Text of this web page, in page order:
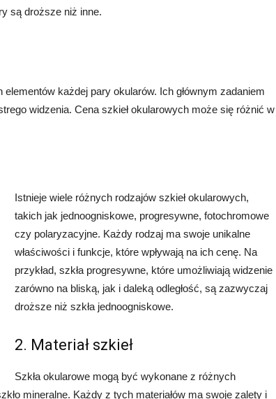
są droższe niż inne.
każdej pary okularów. Ich głównym zadaniem
widzenia. Cena szkieł okularowych może się różnić w
Istnieje wiele różnych rodzajów szkieł okularowych,
takich jak jednoogniskowe, progresywne, fotochromowe
czy polaryzacyjne. Każdy rodzaj ma swoje unikalne
właściwości i funkcje, które wpływają na ich cenę. Na
przykład, szkła progresywne, które umożliwiają widzenie
zarówno na bliską, jak i daleką odległość, są zazwyczaj
droższe niż szkła jednoogniskowe.
2. Materiał szkieł
Szkła okularowe mogą być wykonane z różnych
mineralne. Każdy z tych materiałów ma swoje zalety i